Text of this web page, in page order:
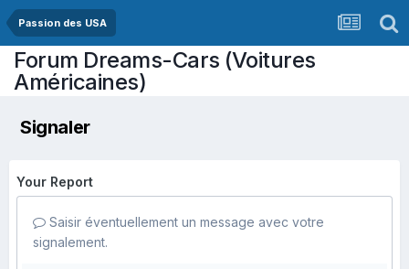
Passion des USA
Forum Dreams-Cars (Voitures
Américaines)
Signaler
Your Report
Saisir éventuellement un message avec votre
signalement.